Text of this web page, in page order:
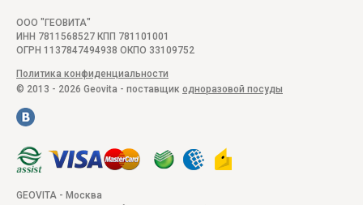
ООО "ГЕОВИТА"
ИНН 7811568527 КПП 781101001
ОГРН 1137847494938 ОКПО 33109752
Политика конфиденциальности
© 2013 - 2026 Geovita - поставщик одноразовой посуды
GEOVITA - Москва